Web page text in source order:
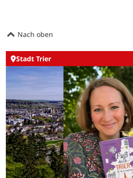
Nach oben
Stadt Trier